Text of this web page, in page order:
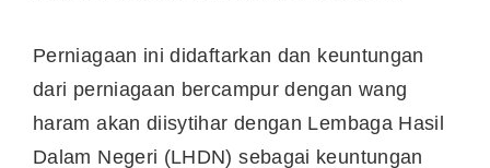
Perniagaan ini didaftarkan dan keuntungan
dari perniagaan bercampur dengan wang
haram akan diisytihar dengan Lembaga Hasil
Dalam Negeri (LHDN) sebagai keuntungan